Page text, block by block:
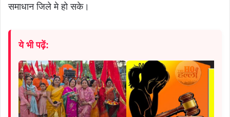
समाधान जिले मे हो सके।
ये भी पढ़ें: